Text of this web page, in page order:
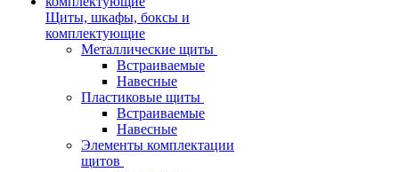
Щиты, шкафы, боксы и
комплектующие
Металлические щиты
Встраиваемые
Навесные
Пластиковые щиты
Встраиваемые
Навесные
Элементы комплектации
щитов